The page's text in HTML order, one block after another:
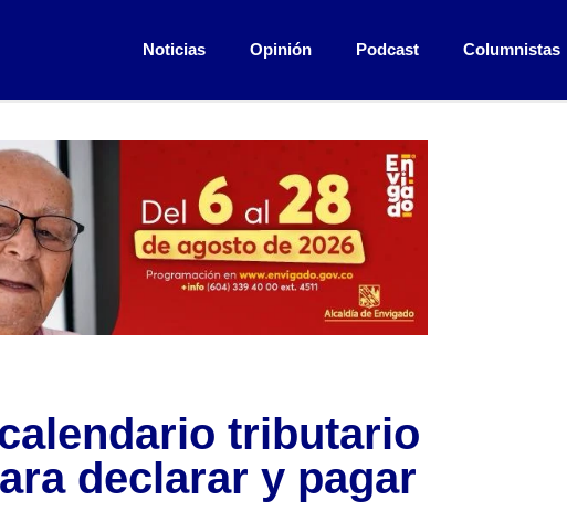
Noticias Opinión Podcast Columnistas
tributario
declarar y pagar